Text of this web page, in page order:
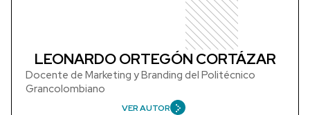
LEONARDO ORTEGÓN CORTÁZAR
Docente de Marketing y Branding del Politécnico
Grancolombiano
VER AUTOR